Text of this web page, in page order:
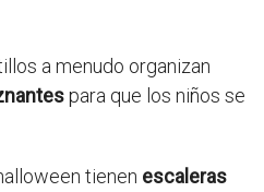
a menudo organizan
para que los niños se
tienen escaleras